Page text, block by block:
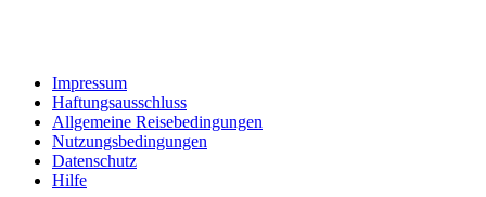
Impressum
Haftungsausschluss
Allgemeine Reisebedingungen
Nutzungsbedingungen
Datenschutz
Hilfe